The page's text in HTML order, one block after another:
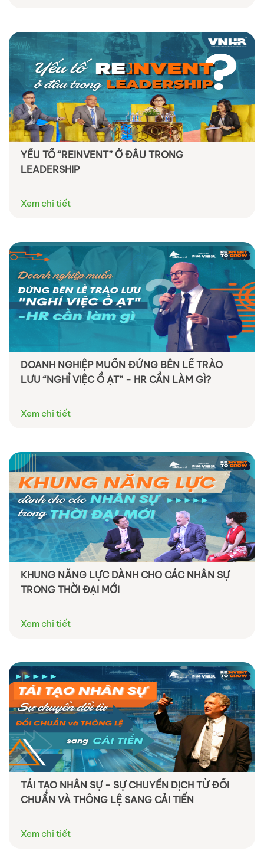
YẾU TỐ “REINVENT” Ở ĐÂU TRONG
LEADERSHIP
Xem chi tiết
DOANH NGHIỆP MUỐN ĐỨNG BÊN LỀ TRÀO
LƯU “NGHỈ VIỆC Ồ ẠT” - HR CẦN LÀM GÌ?
Xem chi tiết
KHUNG NĂNG LỰC DÀNH CHO CÁC NHÂN SỰ
TRONG THỜI ĐẠI MỚI
Xem chi tiết
TÁI TẠO NHÂN SỰ - SỰ CHUYỂN DỊCH TỪ ĐỐI
CHUẨN VÀ THÔNG LỆ SANG CẢI TIẾN
Xem chi tiết